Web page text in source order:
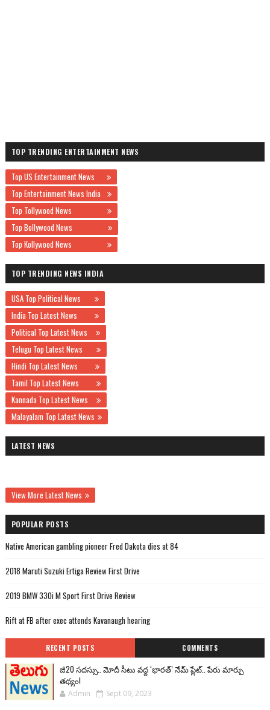
TOP TRENDING ENTERTAINMENT NEWS
Top US Entertainment News
Top Entertainment News India
Top Tollywood News
Top Bollywood News
Top Kollywood News
TOP TRENDING NEWS INDIA
USA Top Political News
India Top Latest News
Political Top Latest News
Telugu Top Latest News
Hindi Top Latest News
Tamil Top Latest News
Kannada Top Latest News
Malayalam Top Latest News
LATEST NEWS
View More Latest News
POPULAR POSTS
Native American gambling pioneer Fred Dakota dies at 84
2018 Maruti Suzuki Ertiga Review First Drive
2019 BMW 330i M Sport First Drive Review
Rift at FB after exec attends Kavanaugh hearing
RECENT POSTS COMMENTS
జీ20 సదస్సు.. మోదీ సీటు వద్ద ‘భారత్’ నేమ్ ప్లేట్‌.. పేరు మార్పు
తథ్యం!
Admin Sept 09, 2023